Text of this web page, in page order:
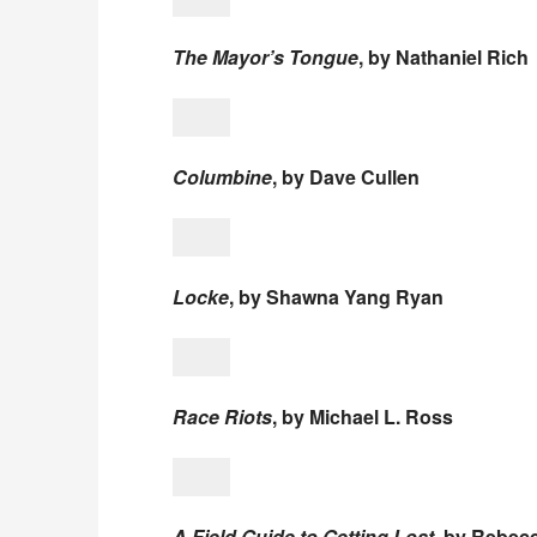
The Mayor’s Tongue, by Nathaniel Rich
Columbine, by Dave Cullen
Locke, by Shawna Yang Ryan
Race Riots, by Michael L. Ross